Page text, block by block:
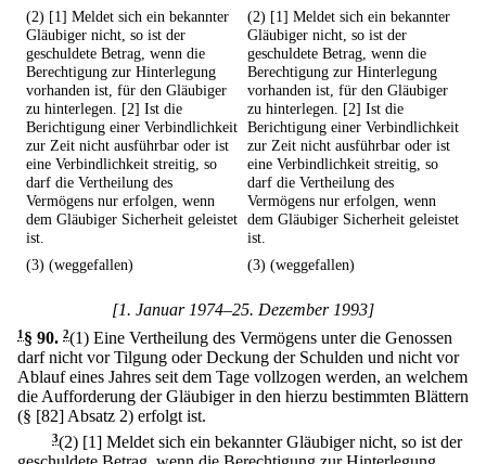
(2) [1] Meldet sich ein bekannter
Gläubiger nicht, so ist der
geschuldete Betrag, wenn die
Berechtigung zur Hinterlegung
vorhanden ist, für den Gläubiger
zu hinterlegen. [2] Ist die
Berichtigung einer Verbindlichkeit
zur Zeit nicht ausführbar oder ist
eine Verbindlichkeit streitig, so
darf die Vertheilung des
Vermögens nur erfolgen, wenn
dem Gläubiger Sicherheit geleistet
ist.
(2) [1] Meldet sich ein bekannter
Gläubiger nicht, so ist der
geschuldete Betrag, wenn die
Berechtigung zur Hinterlegung
vorhanden ist, für den Gläubiger
zu hinterlegen. [2] Ist die
Berichtigung einer Verbindlichkeit
zur Zeit nicht ausführbar oder ist
eine Verbindlichkeit streitig, so
darf die Vertheilung des
Vermögens nur erfolgen, wenn
dem Gläubiger Sicherheit geleistet
ist.
(3) (weggefallen)
(3) (weggefallen)
[1. Januar 1974–25. Dezember 1993]
1§ 90. 2(1) Eine Vertheilung des Vermögens unter die Genossen
darf nicht vor Tilgung oder Deckung der Schulden und nicht vor
Ablauf eines Jahres seit dem Tage vollzogen werden, an welchem
die Aufforderung der Gläubiger in den hierzu bestimmten Blättern
(§ [82] Absatz 2) erfolgt ist.
3(2) [1] Meldet sich ein bekannter Gläubiger nicht, so ist der